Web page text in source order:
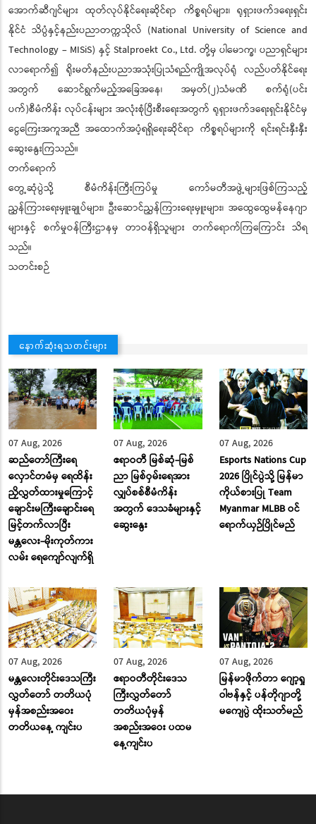
အောက်ဆီဂျင်များ ထုတ်လုပ်နိုင်ရေးဆိုင်ရာ ကိစ္စရပ်များ၊ ရုရှားဖက်ဒရေးရှင်း
နိုင်ငံ သိပ္ပံနှင့်နည်းပညာတက္ကသိုလ် (National University of Science and
Technology – MISiS) နှင့် Stalproekt Co., Ltd. တို့မှ ပါမောက္ခ၊ ပညာရှင်များ
လာရောက်၍ ရိုးမတ်နည်းပညာအသုံးပြုသံရည်ကျိုအလုပ်ရုံ လည်ပတ်နိုင်ရေး
အတွက် ဆောင်ရွက်မည့်အခြေအနေ၊ အမှတ်(၂)သံမဏိ စက်ရုံ(ပင်း
ပက်)စီမံကိန်း လုပ်ငန်းများ အလုံးစုံပြီးစီးရေးအတွက် ရုရှားဖက်ဒရေးရှင်းနိုင်ငံမှ
ငွေကြေးအကူအညီ အထောက်အပံ့ရရှိရေးဆိုင်ရာ ကိစ္စရပ်များကို ရင်းရင်းနှီးနှီး
ဆွေးနွေးကြသည်။
တက်ရောက်
တွေ့ဆုံပွဲသို့ စီမံကိန်းကြီးကြပ်မှု ကော်မတီအဖွဲ့များဖြစ်ကြသည့်
ညွှန်ကြားရေးမှူးချုပ်များ၊ ဦးဆောင်ညွှန်ကြားရေးမှူးများ၊ အထွေထွေမန်နေဂျာ
များနှင့် စက်မှုဝန်ကြီးဌာနမှ တာဝန်ရှိသူများ တက်ရောက်ကြကြောင်း သိရ
သည်။
သတင်းစဉ်
နောက်ဆုံးရသတင်းများ
07 Aug, 2026
ဆည်တော်ကြီးရေ
လှောင်တမံမှ ရေထိန်း
ညှိလွှတ်ထားမှုကြောင့်
ချောင်းမကြီးချောင်းရေ
မြင့်တက်လာပြီး
မန္တလေး-မိုးကုတ်ကား
လမ်း ‌ရေ‌ကျော်လျက်ရှိ
07 Aug, 2026
ဧရာဝတီ မြစ်ဆုံ-မြစ်
ညာ မြစ်ဝှမ်းရေအား
လျှပ်စစ်စီမံကိန်း
အတွက် ဒေသခံများနှင့်
ဆွေးနွေး
07 Aug, 2026
Esports Nations Cup
2026 ပြိုင်ပွဲသို့ မြန်မာ
ကိုယ်စားပြု Team
Myanmar MLBB ဝင်
ရောက်ယှဉ်ပြိုင်မည်
07 Aug, 2026
မန္တလေးတိုင်းဒေသကြီး
လွှတ်တော် တတိယပုံ
မှန်အစည်းအဝေး
တတိယနေ့ ကျင်းပ
07 Aug, 2026
ဧရာဝတီတိုင်းဒေသ
ကြီးလွှတ်တော်
တတိယပုံမှန်
အစည်းအဝေး ပထမ
နေ့ကျင်းပ
07 Aug, 2026
မြန်မာဖိုက်တာ ဂျော့ရှု
ဝါဗန်နှင့် ပန်တိုဂျာတို့
မကျေပွဲ ထိုးသတ်မည်